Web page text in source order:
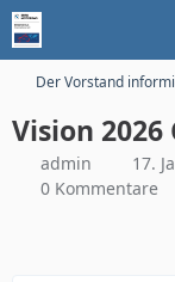
Der Vorstand
Vision
admin 17.
0 Kommentare